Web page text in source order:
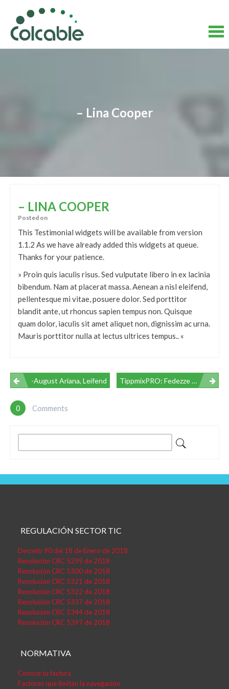
content
– Lina Cooper
– LINA COOPER
Posted on
This Testimonial widgets will be available from version
1.1.2 As we have already added this widgets at queue.
Thanks for your patience.
» Proin quis iaculis risus. Sed vulputate libero in ex lacinia
bibendum. Nam at placerat massa. Aenean a nisl eleifend,
pellentesque mi vitae, posuere dolor. Sed porttitor
blandit ante, ut rhoncus sapien tempus non. Quisque
quam dolor, iaculis sit amet aliquet non, dignissim ac urna.
Mauris porttitor nulla at lectus ultrices tempus.. «
Navegación
De
Entradas
-August Ariana, Leifend TippmixPRO: Fedezze Fel A Tippmixpro App És Online Bónusz Lehetőségeket
0 Comments
REGULACIÓN SECTOR TIC
Decreto 90 del 18 de Enero de 2018
Resolución CRC 5299 de 2018
Resolución CRC 5300 de 2018
Resolución CRC 5321 de 2018
Resolución CRC 5322 de 2018
Resolución CRC 5337 de 2018
Resolución CRC 5344 de 2018
Resolución CRC 5397 de 2018
NORMATIVA
Conoce tu factura
Factores que limitan la navegación